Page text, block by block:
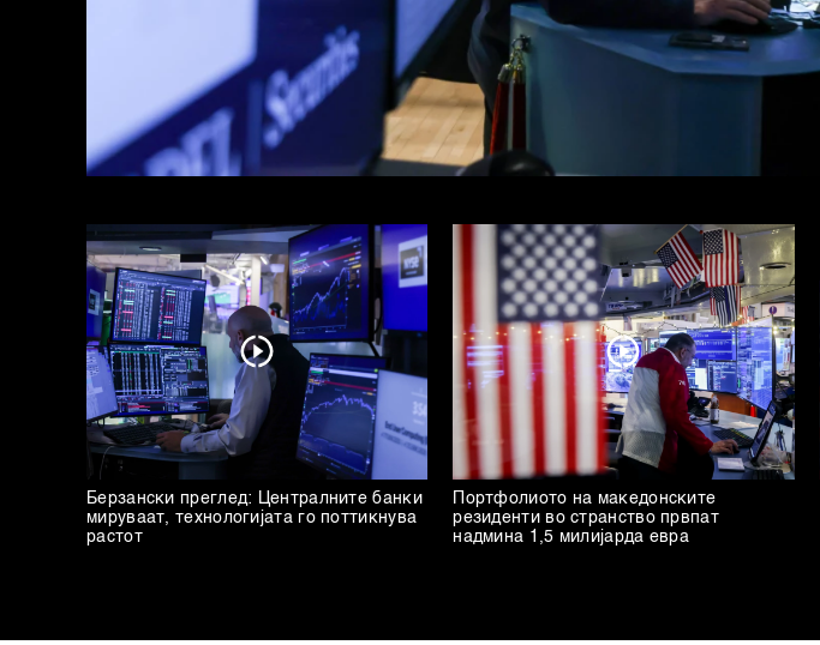
Берзански преглед: Централните банки
мируваат, технологијата го поттикнува
растот
Портфолиото на македонските
резиденти во странство првпат
надмина 1,5 милијарда евра